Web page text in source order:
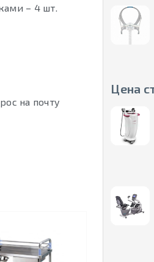
– 4 шт.
на почту
Цена